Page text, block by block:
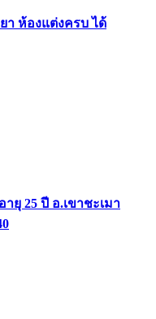
า ห้องแต่งครบ ได้
ยุ 25 ปี อ.เขาชะเมา